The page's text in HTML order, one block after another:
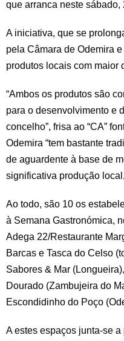
que arranca neste sábado,
A iniciativa, que se
pela Câmara de Odemira
produtos locais com maior
“Ambos os produtos são
para o desenvolvimento e
concelho”, frisa ao “CA”
Odemira “tem bastante
de aguardente à base de
significativa produção
Ao todo, são 10 os
à Semana Gastronómica,
Adega 22/Restaurante
Barcas e Tasca do Celso
Sabores & Mar
Dourado (Zambujeira do
Escondidinho do Poço
A estes espaços junta-se